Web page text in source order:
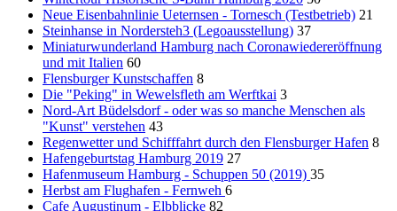
Neue Eisenbahnlinie Ueternsen - Tornesch (Testbetrieb) 21
Steinhanse in Nordersteh3 (Legoausstellung) 37
Miniaturwunderland Hamburg nach Coronawiedereröffnung
und mit Italien 60
Flensburger Kunstschaffen 8
Die "Peking" in Wewelsfleth am Werftkai 3
Nord-Art Büdelsdorf - oder was so manche Menschen als
"Kunst" verstehen 43
Regenwetter und Schifffahrt durch den Flensburger Hafen 8
Hafengeburtstag Hamburg 2019 27
Hafenmuseum Hamburg - Schuppen 50 (2019) 35
Herbst am Flughafen - Fernweh 6
Cafe Augustinum - Elbblicke 82